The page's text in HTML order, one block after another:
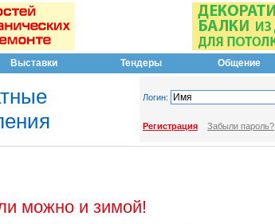
Выставки Тендеры Общение
Логин:
Регистрация Забыли пароль?
можно и зимой!